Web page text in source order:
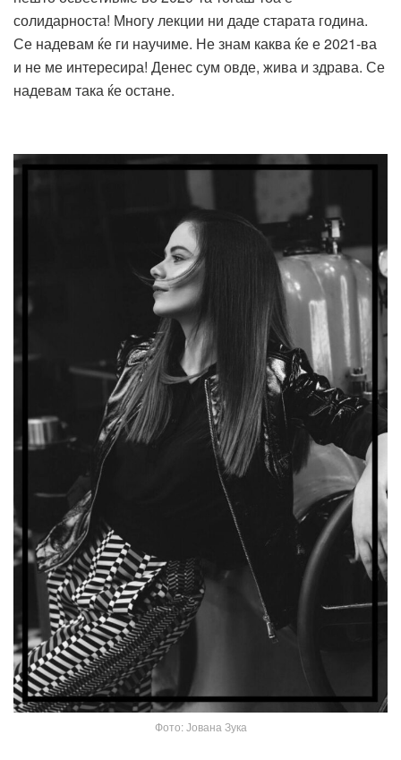
солидарноста! Многу лекции ни даде старата година.
Се надевам ќе ги научиме. Не знам каква ќе е 2021-ва
и не ме интересира! Денес сум овде, жива и здрава. Се
надевам така ќе остане.
Фото: Јована Зука